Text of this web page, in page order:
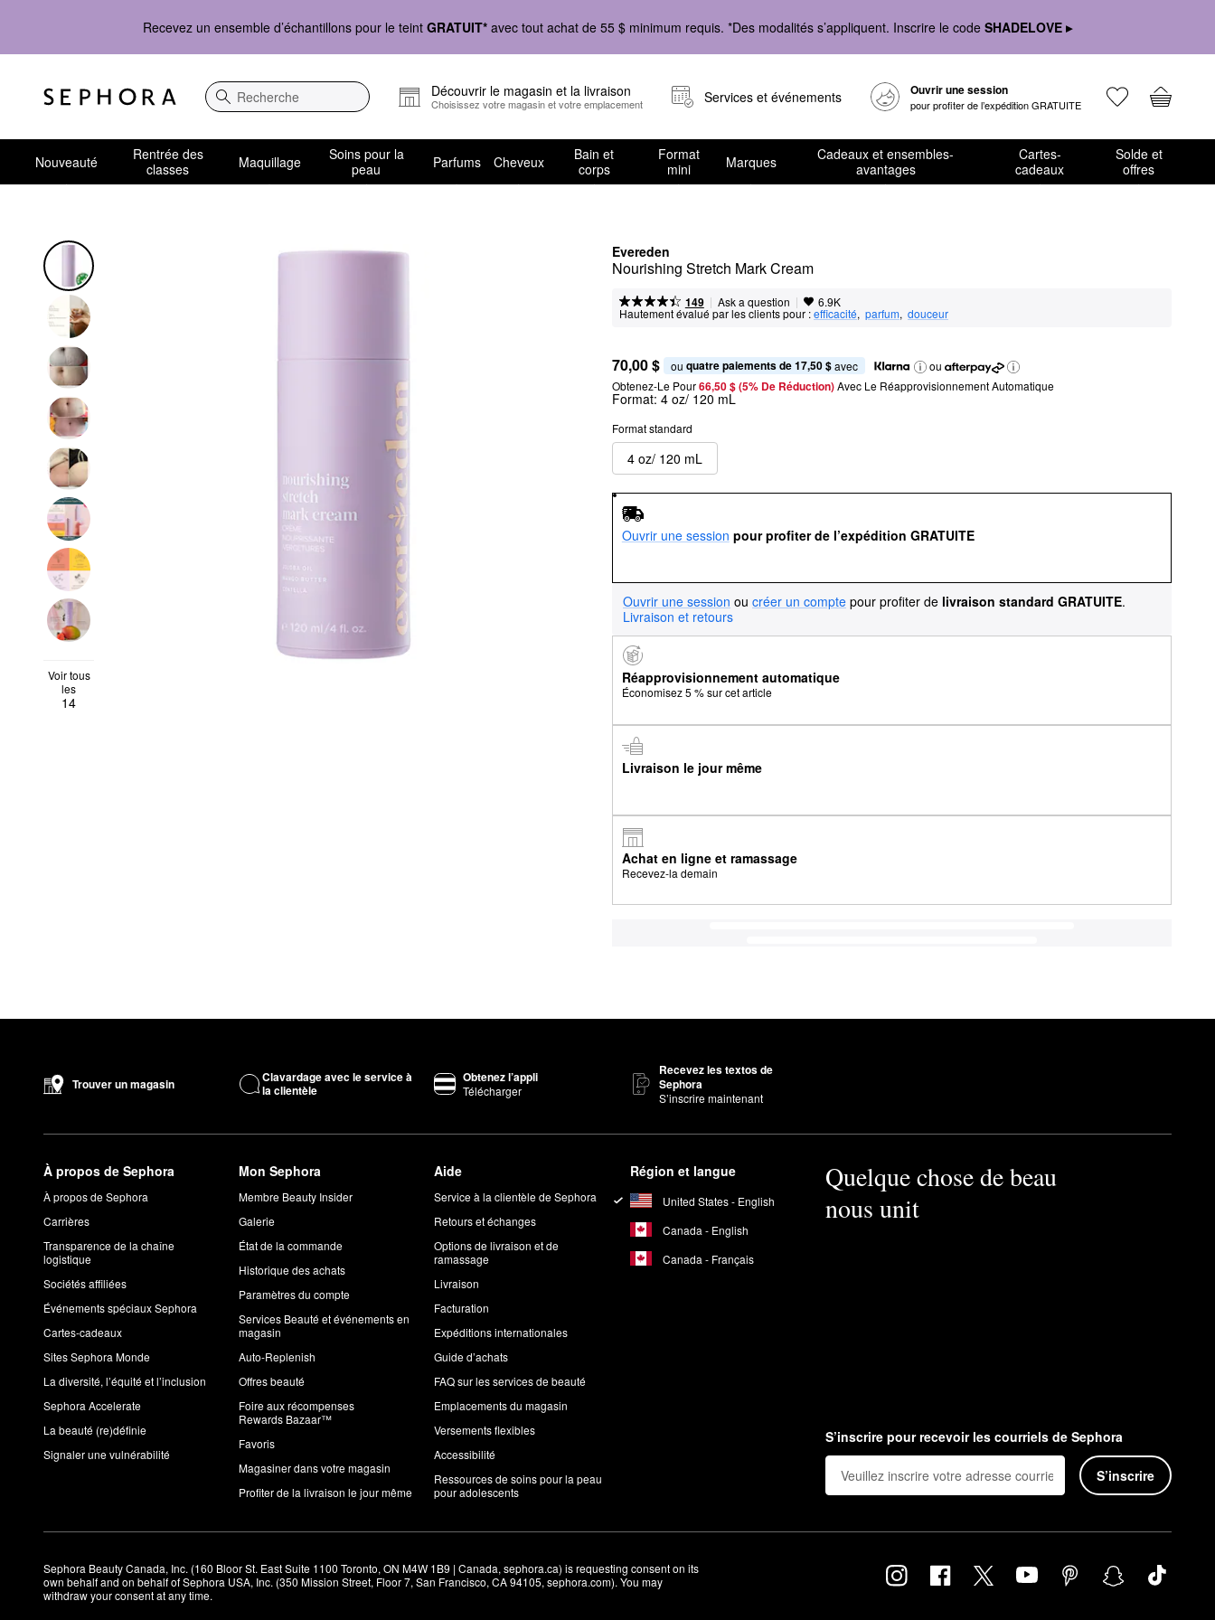
Recevez un ensemble d’échantillons pour le teint GRATUIT* avec tout achat de 55 $ minimum requis. *Des modalités s’appliquent. Inscrire le code SHADELOVE ▸
Recherche
Découvrir le magasin et la livraison
Choisissez votre magasin et votre emplacement Services et événements Ouvrir une session
pour profiter de l’expédition GRATUITE
Nouveauté
Rentrée des
classes
Maquillage
Soins pour la
peau
Parfums Cheveux
Bain et
corps
Format
mini
Marques
Cadeaux et ensembles-
avantages
Cartes-
cadeaux
Solde et
offres
Evereden
Nourishing Stretch Mark Cream
149 | Ask a question | 6.9K
Hautement évalué par les clients pour :efficacité, parfum, douceur
Voir tous
les
14
70,00 $ ou quatre paiements de 17,50 $ avec
ou
Obtenez-Le Pour66,50 $ (5% De Réduction) Avec Le Réapprovisionnement Automatique
Format: 4 oz/ 120 mL
Format standard
4 oz/ 120 mL
Ouvrir une session pour profiter de l’expédition GRATUITE
Ouvrir une session ou créer un compte pour profiter de livraison standard GRATUITE.
Livraison et retours
Réapprovisionnement automatique
Économisez 5 % sur cet article
Livraison le jour même
Achat en ligne et ramassage
Recevez-la demain
Trouver un magasin
Clavardage avec le service à
la clientèle
Obtenez l’appli
Télécharger
Recevez les textos de
Sephora
S’inscrire maintenant
À propos de Sephora
À propos de Sephora
Carrières
Transparence de la chaîne
logistique
Sociétés affiliées
Événements spéciaux Sephora
Cartes-cadeaux
Sites Sephora Monde
La diversité, l’équité et l’inclusion
Sephora Accelerate
La beauté (re)définie
Signaler une vulnérabilité
Mon Sephora
Membre Beauty Insider
Galerie
État de la commande
Historique des achats
Paramètres du compte
Services Beauté et événements en
magasin
Auto-Replenish
Offres beauté
Foire aux récompenses
Rewards Bazaar™
Favoris
Magasiner dans votre magasin
Profiter de la livraison le jour même
Aide
Service à la clientèle de Sephora
Retours et échanges
Options de livraison et de
ramassage
Livraison
Facturation
Expéditions internationales
Guide d’achats
FAQ sur les services de beauté
Emplacements du magasin
Versements flexibles
Accessibilité
Ressources de soins pour la peau
pour adolescents
Région et langue
United States - English
Canada - English
Canada - Français
Quelque chose de beau
nous unit
S’inscrire pour recevoir les courriels de Sephora
S’inscrire
Sephora Beauty Canada, Inc. (160 Bloor St. East Suite 1100 Toronto, ON M4W 1B9 | Canada, sephora.ca) is requesting consent on its
own behalf and on behalf of Sephora USA, Inc. (350 Mission Street, Floor 7, San Francisco, CA 94105, sephora.com). You may
withdraw your consent at any time.